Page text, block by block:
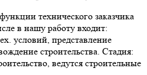
технического заказчика
в нашу работу входит:
условий, представление
строительства. Стадия:
ведутся строительные